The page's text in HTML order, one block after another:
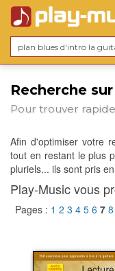
Recherche
Pour trouver
Afin d'optimiser votre
tout en restant le plus
pluriels... ils sont pris
Play-Music vous
Pages : 1 2 3 4 5 6 7 8